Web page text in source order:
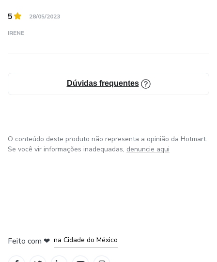
5 28/05/2023
IRENE
Dúvidas frequentes
O conteúdo deste produto não representa a opinião da Hotmart.
Se você vir informações inadequadas, denuncie aqui
Feito com ❤ na Cidade do México